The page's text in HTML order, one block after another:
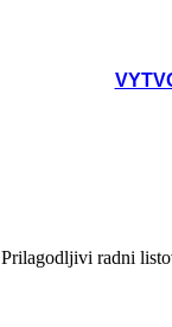
radni